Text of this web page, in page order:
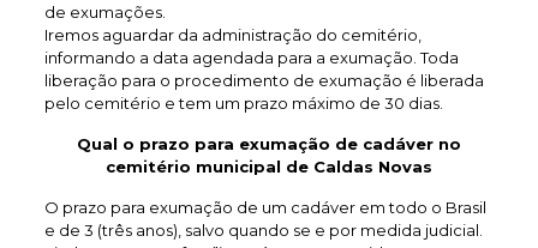
de exumações.
Iremos aguardar da administração do cemitério,
informando a data agendada para a exumação. Toda
liberação para o procedimento de exumação é liberada
pelo cemitério e tem um prazo máximo de 30 dias.
Qual o prazo para exumação de cadáver no
cemitério municipal de Caldas Novas
O prazo para exumação de um cadáver em todo o Brasil
e de 3 (três anos), salvo quando se e por medida judicial.